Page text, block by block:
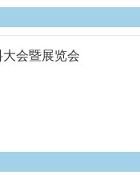
会暨展览会